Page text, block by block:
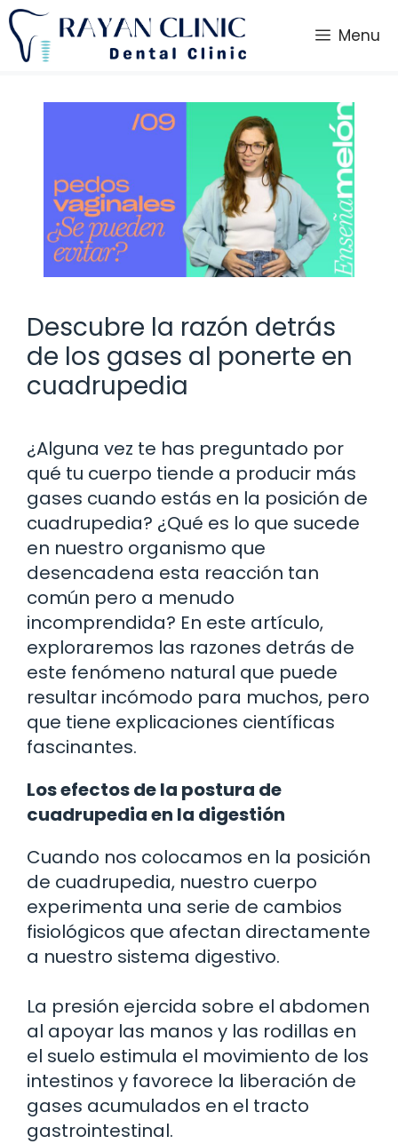
Saltar
al
contenido
Menu
Descubre la razón detrás
de los gases al ponerte en
cuadrupedia
¿Alguna vez te has preguntado por
qué tu cuerpo tiende a producir más
gases cuando estás en la posición de
cuadrupedia? ¿Qué es lo que sucede
en nuestro organismo que
desencadena esta reacción tan
común pero a menudo
incomprendida? En este artículo,
exploraremos las razones detrás de
este fenómeno natural que puede
resultar incómodo para muchos, pero
que tiene explicaciones científicas
fascinantes.
Los efectos de la postura de
cuadrupedia en la digestión
Cuando nos colocamos en la posición
de cuadrupedia, nuestro cuerpo
experimenta una serie de cambios
fisiológicos que afectan directamente
a nuestro sistema digestivo.
La presión ejercida sobre el abdomen
al apoyar las manos y las rodillas en
el suelo estimula el movimiento de los
intestinos y favorece la liberación de
gases acumulados en el tracto
gastrointestinal.